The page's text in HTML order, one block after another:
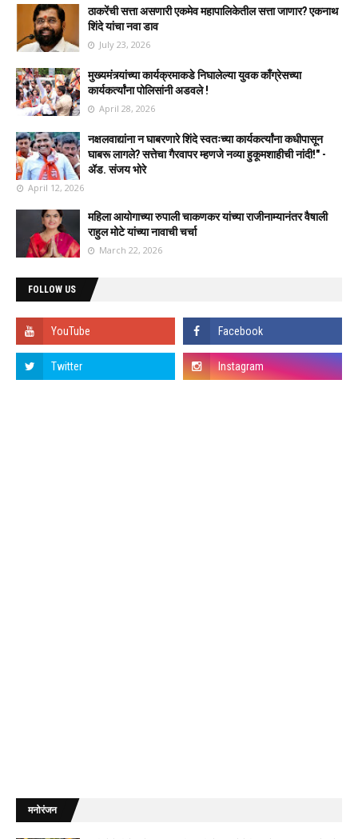
ठाकरेंची सत्ता असणारी एकमेव महापालिकेतील सत्ता जाणार? एकनाथ
शिंदे यांचा नवा डाव
July 23, 2026
मुख्यमंत्र्यांच्या कार्यक्रमाकडे निघालेल्या युवक काँग्रेसच्या
कार्यकर्त्यांना पोलिसांनी अडवले !
April 28, 2026
नक्षलवाद्यांना न घाबरणारे शिंदे स्वतःच्या कार्यकर्त्यांना कधीपासून
घाबरू लागले? सत्तेचा गैरवापर म्हणजे नव्या हुकूमशाहीची नांदी!" -
ॲड. संजय भोरे
April 12, 2026
महिला आयोगाच्या रुपाली चाकणकर यांच्या राजीनाम्यानंतर वैषाली
राहुल मोटे यांच्या नावाची चर्चा
March 22, 2026
FOLLOW US
मनोरंजन